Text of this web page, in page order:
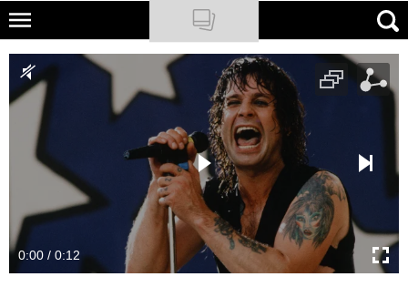
Skip
main
content
NATIONAL GEOGRAPHIC
TRAVELER
PODCASTY
Newsletter
Cuda Polski
0:00 / 0:12